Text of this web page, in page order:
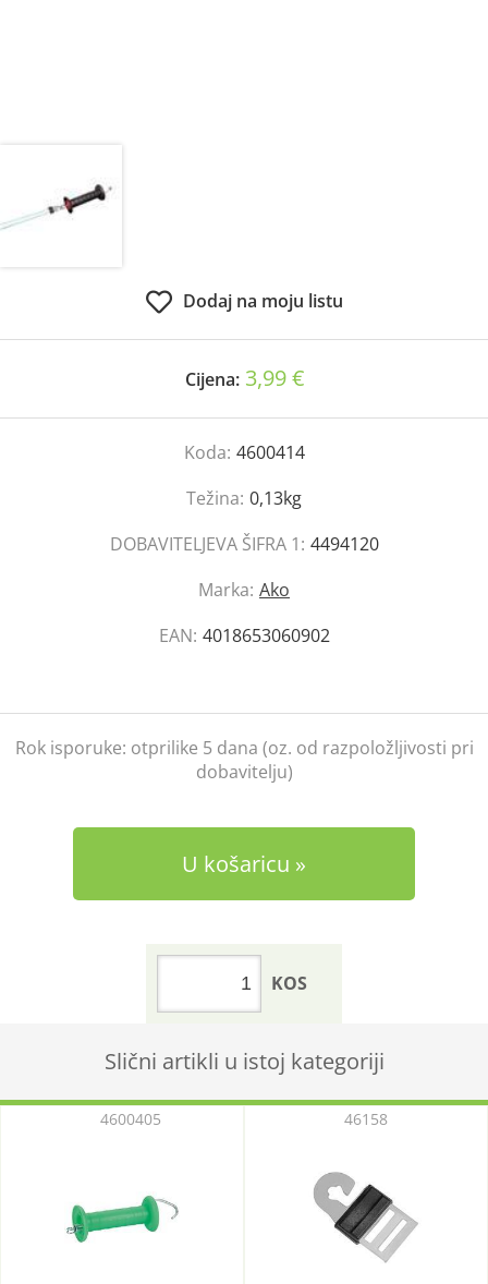
Dodaj na moju listu
Cijena: 3,99 €
Koda: 4600414
Težina: 0,13kg
DOBAVITELJEVA ŠIFRA 1: 4494120
Marka: Ako
EAN: 4018653060902
Rok isporuke: otprilike 5 dana (oz. od razpoložljivosti pri
dobavitelju)
U košaricu
KOS
Slični artikli u istoj kategoriji
4600405 46158